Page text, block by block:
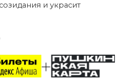
и украсит